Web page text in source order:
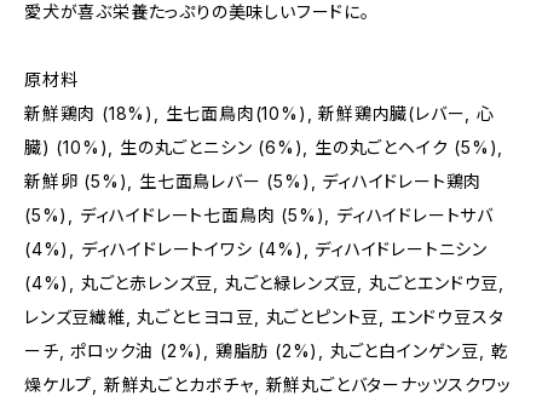
愛犬が喜ぶ栄養たっぷりの美味しいフードに。
原材料
新鮮鶏肉 (18%), 生七面鳥肉(10%), 新鮮鶏内臓(レバー, 心
臓) (10%), 生の丸ごとニシン (6%), 生の丸ごとヘイク (5%),
新鮮卵 (5%), 生七面鳥レバー (5%), ディハイドレート鶏肉
(5%), ディハイドレート七面鳥肉 (5%), ディハイドレートサバ
(4%), ディハイドレートイワシ (4%), ディハイドレートニシン
(4%), 丸ごと赤レンズ豆, 丸ごと緑レンズ豆, 丸ごとエンドウ豆,
レンズ豆繊維, 丸ごとヒヨコ豆, 丸ごとピント豆, エンドウ豆スタ
ーチ, ポロック油 (2%), 鶏脂肪 (2%), 丸ごと白インゲン豆, 乾
燥ケルプ, 新鮮丸ごとカボチャ, 新鮮丸ごとバターナッツスクワッ